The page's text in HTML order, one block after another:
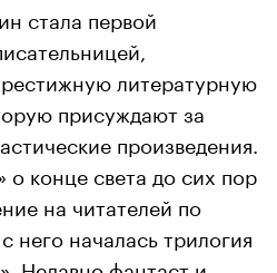
стала первой
литературную
присуждают за
произведения.
конце света до сих пор
на читателей по
началась трилогия